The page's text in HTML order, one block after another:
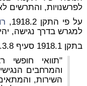
לפרשנויות, והתרשים
על פי התקן 1918.2,
למגרש בדרך נגישה, יהיה
בתקן 1918.1 סעיף 1.3.8 מו
"תוואי חופשי
והמרחבים
השירות,